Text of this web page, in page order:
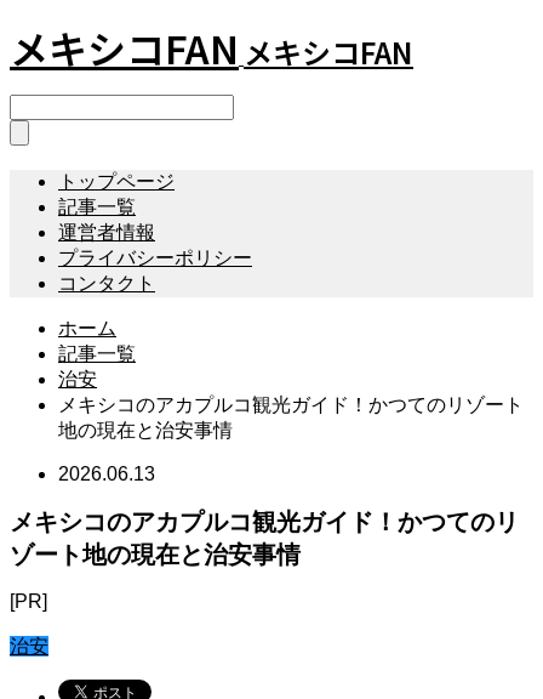
メキシコFAN メキシコFAN
トップページ
記事一覧
運営者情報
プライバシーポリシー
コンタクト
ホーム
記事一覧
治安
メキシコのアカプルコ観光ガイド！かつてのリゾート
地の現在と治安事情
2026.06.13
メキシコのアカプルコ観光ガイド！かつてのリ
ゾート地の現在と治安事情
[PR]
治安